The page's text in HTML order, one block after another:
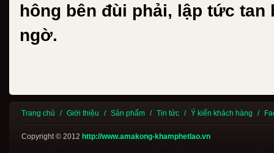
hông bên đùi phải, lập tức tan
ngờ.
Trang chủ / Giới thiệu / Sản phẩm / Tin tức / Ý kiến khách hàng /
Copyright © 2012 http://www.amakong-khamphetlao.vn